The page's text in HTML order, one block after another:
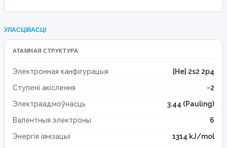
УЛАСЦІВАСЦІ
АТАМНАЯ СТРУКТУРА
Электронная канфігурацыя
[He] 2s2 2p4
Ступені акіслення
−2
Электраадмоўнасць
3.44 (Pauling)
Валентныя электроны
6
Энергія іянізацыі
1314 kJ/mol